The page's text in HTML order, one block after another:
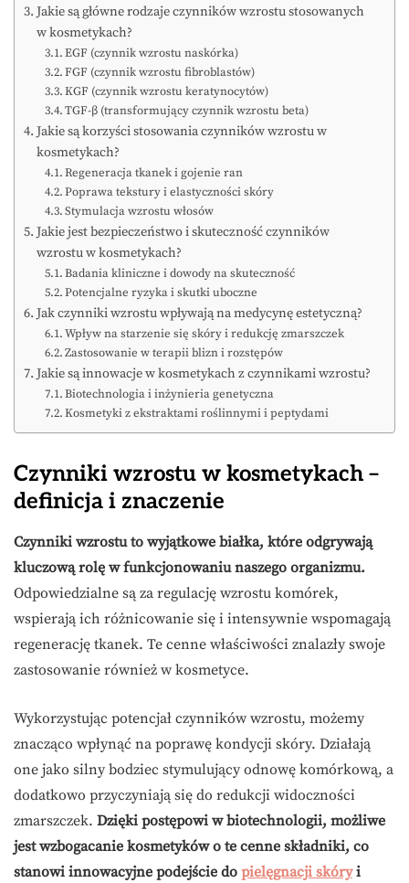
Jakie są główne rodzaje czynników wzrostu stosowanych
w kosmetykach?
EGF (czynnik wzrostu naskórka)
FGF (czynnik wzrostu fibroblastów)
KGF (czynnik wzrostu keratynocytów)
TGF-β (transformujący czynnik wzrostu beta)
Jakie są korzyści stosowania czynników wzrostu w
kosmetykach?
Regeneracja tkanek i gojenie ran
Poprawa tekstury i elastyczności skóry
Stymulacja wzrostu włosów
Jakie jest bezpieczeństwo i skuteczność czynników
wzrostu w kosmetykach?
Badania kliniczne i dowody na skuteczność
Potencjalne ryzyka i skutki uboczne
Jak czynniki wzrostu wpływają na medycynę estetyczną?
Wpływ na starzenie się skóry i redukcję zmarszczek
Zastosowanie w terapii blizn i rozstępów
Jakie są innowacje w kosmetykach z czynnikami wzrostu?
Biotechnologia i inżynieria genetyczna
Kosmetyki z ekstraktami roślinnymi i peptydami
Czynniki wzrostu w kosmetykach –
definicja i znaczenie
Czynniki wzrostu to wyjątkowe białka, które odgrywają
kluczową rolę w funkcjonowaniu naszego organizmu.
Odpowiedzialne są za regulację wzrostu komórek,
wspierają ich różnicowanie się i intensywnie wspomagają
regenerację tkanek. Te cenne właściwości znalazły swoje
zastosowanie również w kosmetyce.
Wykorzystując potencjał czynników wzrostu, możemy
znacząco wpłynąć na poprawę kondycji skóry. Działają
one jako silny bodziec stymulujący odnowę komórkową, a
dodatkowo przyczyniają się do redukcji widoczności
zmarszczek. Dzięki postępowi w biotechnologii, możliwe
jest wzbogacanie kosmetyków o te cenne składniki, co
stanowi innowacyjne podejście do pielęgnacji skóryi